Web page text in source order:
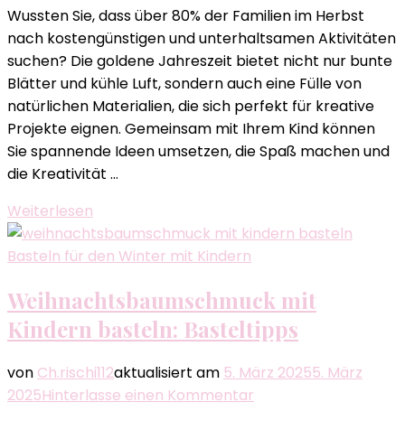
Basteln
mit
Kindern
im
Herbst:
DIY-
Ideen
Wussten Sie, dass über 80% der Familien im Herbst
nach kostengünstigen und unterhaltsamen Aktivitäten
suchen? Die goldene Jahreszeit bietet nicht nur bunte
Blätter und kühle Luft, sondern auch eine Fülle von
natürlichen Materialien, die sich perfekt für kreative
Projekte eignen. Gemeinsam mit Ihrem Kind können
Sie spannende Ideen umsetzen, die Spaß machen und
die Kreativität …
Weiterlesen
Basteln für den Winter mit Kindern
Weihnachtsbaumschmuck mit
Kindern basteln: Basteltipps
von Ch.rischi112aktualisiert am 5. März 20255. März
2025Hinterlasse einen Kommentar